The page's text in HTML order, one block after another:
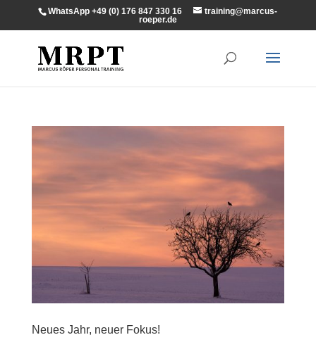
WhatsApp +49 (0) 176 847 330 16
training@marcus-
roeper.de
Neues Jahr, neuer Fokus!